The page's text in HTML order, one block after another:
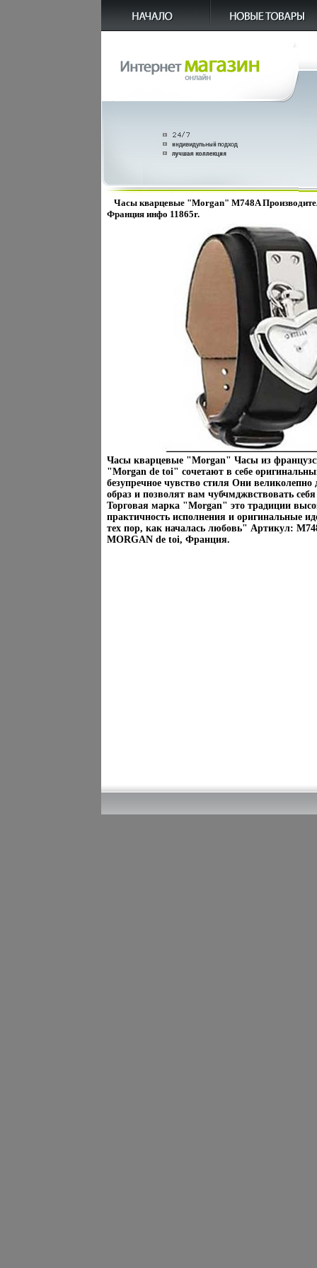
Часы кварцевые "Morgan" M748A
Франция инфо 11865r.
Часы кварцевые "Morgan" Часы из
"Morgan de toi" сочетают в себе
безупречное чувство стиля Они
образ и позволят вам чубчмджвствовать
Торговая марка "Morgan" это традиции
практичность исполнения и оригинальные
тех пор, как началась любовь" Артикул:
MORGAN de toi, Франция.